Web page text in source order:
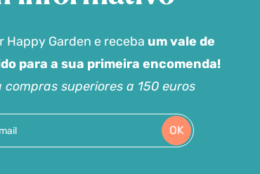
Garden e receba um vale de
para a sua primeira encomenda!
compras superiores a 150 euros
OK